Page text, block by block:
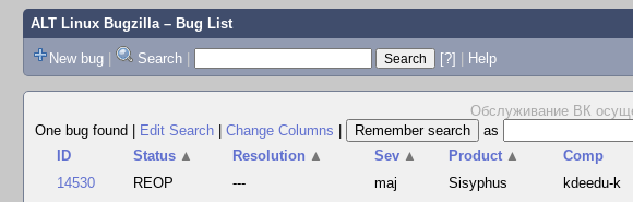
ALT Linux Bugzilla– Bug List
New bug | Search | [?] | Help
Обслуживание ВК
One bug found
Edit Search Change Columns
as
ID
Status ▲ Resolution ▲ Sev ▲ Product ▲ Comp
14530
REOP --- maj Sisyphus kdeedu-k